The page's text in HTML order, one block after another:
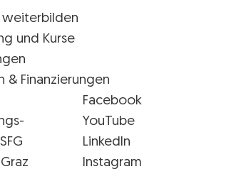
weiterbilden
und Kurse
& Finanzierungen
Facebook
YouTube
LinkedIn
Instagram